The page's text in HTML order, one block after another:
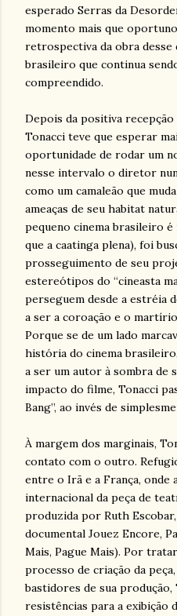
esperado Serras da
momento mais que
retrospectiva da obra
brasileiro que continua
compreendido.
Depois da positiva
Tonacci teve que esperar
oportunidade de rodar um
nesse intervalo o diretor
como um camaleão que
ameaças de seu habitat
pequeno cinema brasileiro é
que a caatinga plena), foi
prosseguimento de seu
estereótipos do “cineasta
perseguem desde a estréia
a ser a coroação e o
Porque se de um lado
história do cinema
a ser um autor à sombra de
impacto do filme, Tonacci
Bang”, ao invés de
À margem dos marginais,
contato com o outro.
entre o Irã e a França, onde
internacional da peça de
produzida por Ruth
documental Jouez Encore,
Mais, Pague Mais). Por
processo de criação da
bastidores de sua
resistências para a exibição